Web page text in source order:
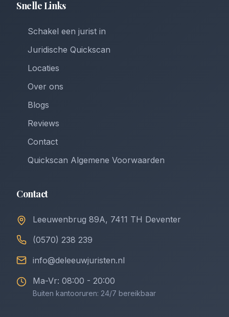
Snelle Links
Schakel een jurist in
Juridische Quickscan
Locaties
Over ons
Blogs
Reviews
Contact
Quickscan Algemene Voorwaarden
Contact
Leeuwenbrug 89A, 7411 TH Deventer
(0570) 238 239
info@deleeuwjuristen.nl
Ma-Vr: 08:00 - 20:00
Buiten kantooruren: 24/7 bereikbaar